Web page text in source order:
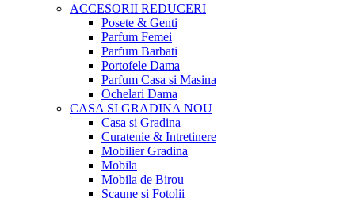
ACCESORII REDUCERI
Posete & Genti
Parfum Femei
Parfum Barbati
Portofele Dama
Parfum Casa si Masina
Ochelari Dama
CASA SI GRADINANOU
Casa si Gradina
Curatenie & Intretinere
Mobilier Gradina
Mobila
Mobila de Birou
Scaune si Fotolii